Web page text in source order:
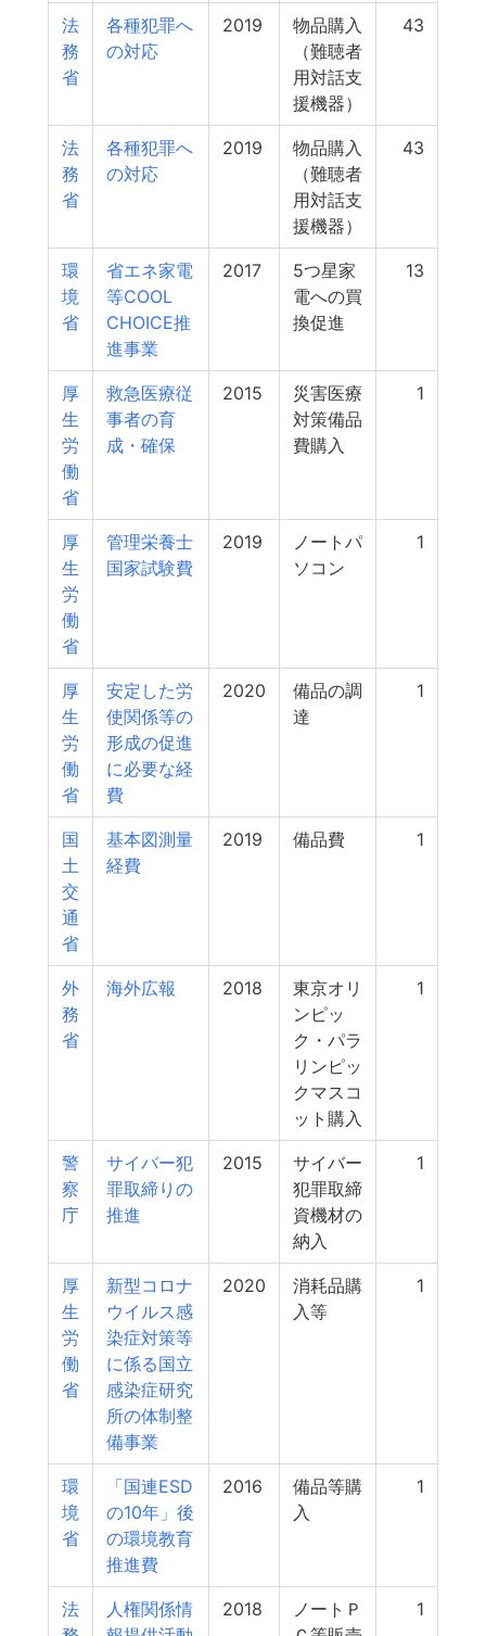
法
務
省
各種犯罪へ
の対応
2019
物品購入
（難聴者
用対話支
援機器）
43
法
務
省
各種犯罪へ
の対応
2019
物品購入
（難聴者
用対話支
援機器）
43
環
境
省
省エネ家電
等COOL
CHOICE推
進事業
2017
5つ星家
電への買
換促進
13
厚
生
労
働
省
救急医療従
事者の育
成・確保
2015
災害医療
対策備品
費購入
1
厚
生
労
働
省
管理栄養士
国家試験費
2019
ノートパ
ソコン
1
厚
生
労
働
省
安定した労
使関係等の
形成の促進
に必要な経
費
2020
備品の調
達
1
国
土
交
通
省
基本図測量
経費
2019 備品費 1
外
務
省
海外広報 2018
東京オリ
ンピッ
ク・パラ
リンピッ
クマスコ
ット購入
1
警
察
庁
サイバー犯
罪取締りの
推進
2015
サイバー
犯罪取締
資機材の
納入
1
厚
生
労
働
省
新型コロナ
ウイルス感
染症対策等
に係る国立
感染症研究
所の体制整
備事業
2020
消耗品購
入等
1
環
境
省
「国連ESD
の10年」後
の環境教育
推進費
2016
備品等購
入
1
法
人権関係情
2018
ノートＰ
1